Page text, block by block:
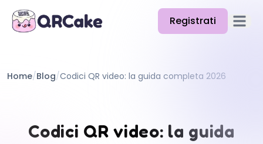
Registrati Apri il
Prezzi
Docs
Home/Blog/Codici QR video: la guida completa 2026
Codici QR video: la guida